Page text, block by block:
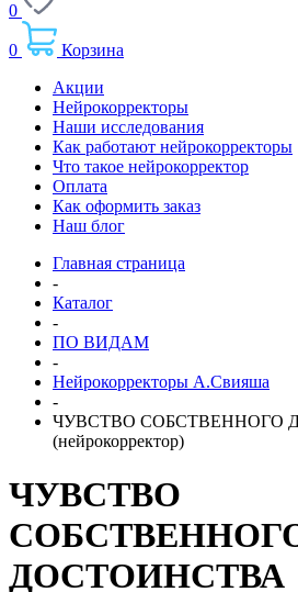
0
0
Корзина
Акции
Нейрокорректоры
Наши исследования
Как работают нейрокорректоры
Что такое нейрокорректор
Оплата
Как оформить заказ
Наш блог
Главная страница
-
Каталог
-
ПО ВИДАМ
-
Нейрокорректоры А.Свияша
-
ЧУВСТВО СОБСТВЕННОГО
(нейрокорректор)
ЧУВСТВО
ДОСТОИНСТВА